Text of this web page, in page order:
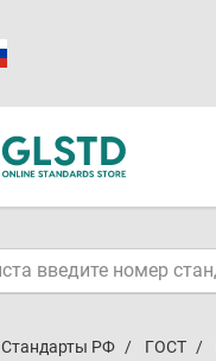
Стандарты РФ ГОСТ